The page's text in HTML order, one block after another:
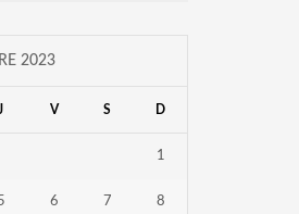
2023
V S D
1
6 7 8